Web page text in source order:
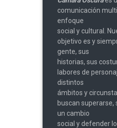
comunicación
enfoque
social y cultural.
objetivo es y
gente, sus
historias, sus
labores de
distintos
ámbitos y
buscan
un cambio
social y defender